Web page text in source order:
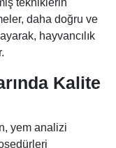
tekniklerin
daha doğru ve
hayvancılık
Kalite
yem analizi